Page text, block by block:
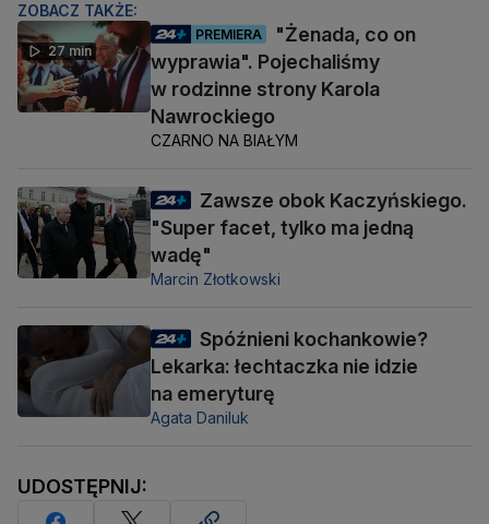
ZOBACZ TAKŻE:
27 min
PREMIERA
"Żenada, co on
wyprawia". Pojechaliśmy
w rodzinne strony Karola
Nawrockiego
CZARNO NA BIAŁYM
Zawsze obok Kaczyńskiego.
"Super facet, tylko ma jedną
wadę"
Marcin Złotkowski
Spóźnieni kochankowie?
Lekarka: łechtaczka nie idzie
na emeryturę
Agata Daniluk
UDOSTĘPNIJ: